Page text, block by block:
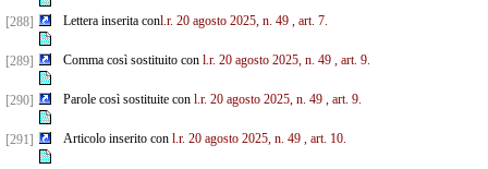
[288] Lettera inserita conl.r. 20 agosto 2025, n. 49 , art. 7.
[289] Comma così sostituito con l.r. 20 agosto 2025, n. 49 , art. 9.
[290] Parole così sostituite con l.r. 20 agosto 2025, n. 49 , art. 9.
[291] Articolo inserito con l.r. 20 agosto 2025, n. 49 , art. 10.